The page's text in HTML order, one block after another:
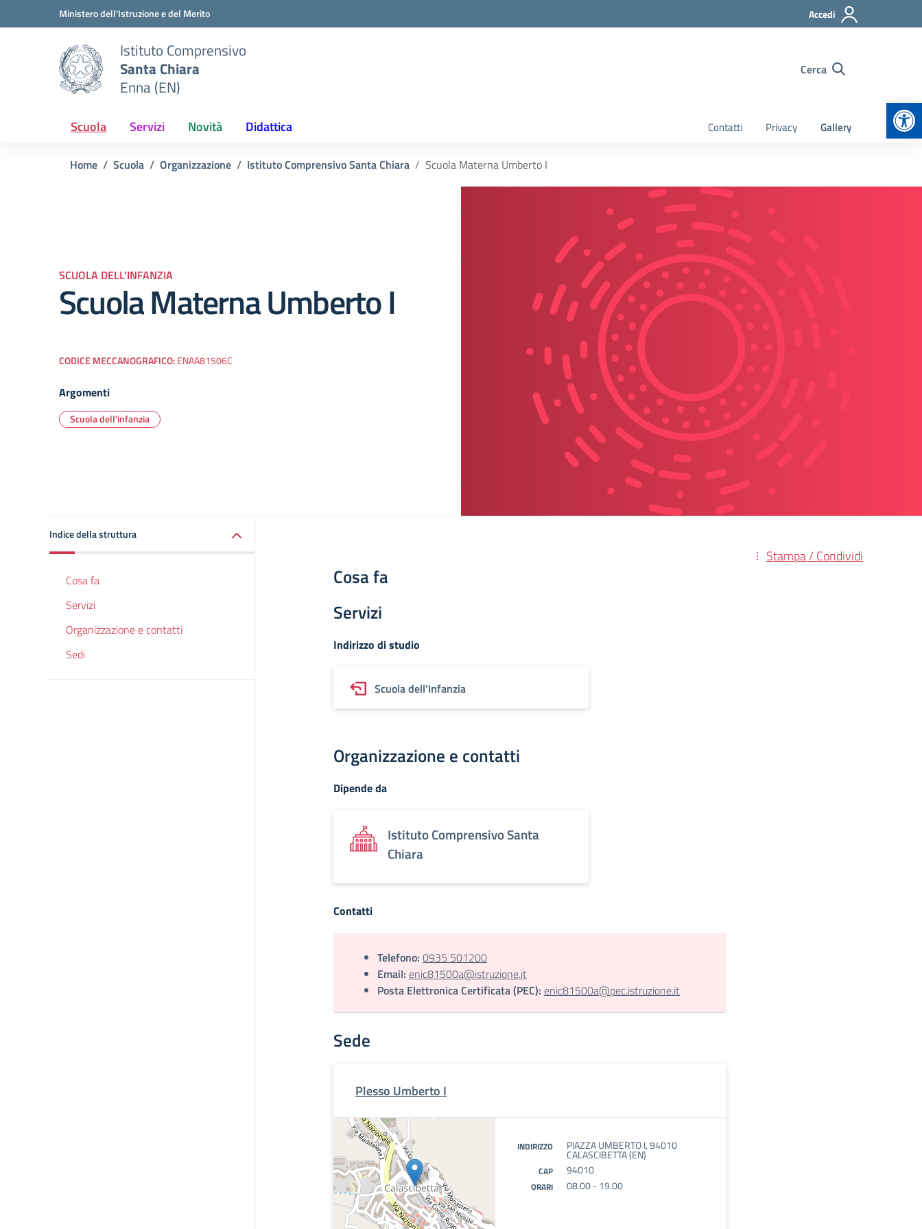
Vai ai contenuti
Vai al menu di navigazioneMinistero dell'Istruzione e del Merito Accedi
Istituto Comprensivo
Santa Chiara
Enna (EN)
Cerca
Scuola Servizi Novità Didattica Contatti Privacy Gallery
Home Scuola Organizzazione Istituto Comprensivo Santa Chiara Scuola Materna Umberto I
SCUOLA DELL'INFANZIA
Scuola Materna Umberto I
CODICE MECCANOGRAFICO:ENAA81506C
Argomenti
Scuola dell'infanzia
Indice della struttura
Cosa fa
Servizi
Organizzazione e contatti
Sedi
Stampa / Condividi
Cosa fa
Servizi
Indirizzo di studio
Scuola dell'Infanzia
Organizzazione e contatti
Dipende da
Istituto Comprensivo Santa
Chiara
Contatti
Telefono: 0935 501200
Email: enic81500a@istruzione.it
Posta Elettronica Certificata (PEC): enic81500a@pec.istruzione.it
Sede
Plesso Umberto I
INDIRIZZO PIAZZA UMBERTO I, 94010
CALASCIBETTA (EN)
CAP 94010
ORARI 08.00 - 19.00